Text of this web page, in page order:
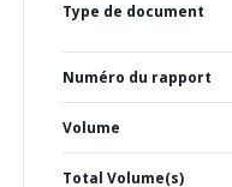
Type de document
Numéro du rapport
Volume
Total Volume(s)